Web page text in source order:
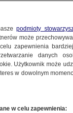
Kreml
podmioty
może
zapewnienia
danych
Użytkownik może
w dowolnym
w celu zapewnienia: